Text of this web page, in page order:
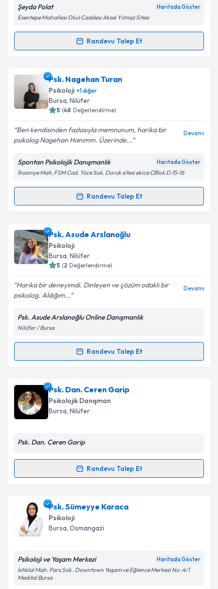
Metni
'ni okudum ve kişisel verilerimin belirtilen
kapsamda işlenmesini kabul ediyorum.
Takvim Talebini Gönder
Şeyda Polat Haritada Göster
Esentepe Mahallesi Okul Caddesi Aksel Yılmaz Sitesi
Randevu Talep Et
Randevu Takvimi Talebi
Psk. Dan. Şeyda Polatiçin randevu takvimi talebi
oluşturun. Size bu uzmandan randevu almanız için bir
takvim hazırlandığında e-posta ile bilgilendireceğiz.
Kişisel verilerimin işlenmesine ilişkin
Aydınlatma
Metni'ni okudum ve kişisel verilerimin belirtilen
kapsamda işlenmesini kabul ediyorum.
Psk. Nagehan Turan
Psikoloji +1diğer
Bursa, Nilüfer
5 (48 Değerlendirme)
Ben kendisinden fazlasıyla memnunum, harika bir
psikolog Nagehan Hanımm. Üzerinde...
Devamı
Spontan Psikolojik Danışmanlık Haritada Göster
İhsaniye Mah. FSM Cad. Yüce Sok. Doruk sitesi ekice CBlok D:15-16
Randevu Talep Et
Randevu Takvimi Talebi
Psk. Nagehan Turaniçin randevu takvimi talebi
oluşturun. Size bu uzmandan randevu almanız için bir
takvim hazırlandığında e-posta ile bilgilendireceğiz.
Kişisel verilerimin işlenmesine ilişkin
Metni
kapsamda işlenmesini kabul ediyorum.
Psk. Asude Arslanoğlu
Psikoloji
Bursa, Nilüfer
5 (2 Değerlendirme)
Harika bir deneyimdi. Dinleyen ve çözüm odaklı bir
psikolog. Aldığım...
Devamı
Psk. Asude Arslanoğlu Online Danışmanlık
Nilüfer / Bursa
Randevu Talep Et
Randevu Takvimi Talebi
Psk. Asude Arslanoğlu için randevu takvimi talebi
oluşturun. Size bu uzmandan randevu almanız için bir
takvim hazırlandığında e-posta ile bilgilendireceğiz.
Kişisel verilerimin işlenmesine ilişkinAydınlatma
Takvim Talebini Gönder
Psk. Dan. Ceren Garip
Psikolojik Danışman
Bursa, Nilüfer
Psk. Dan. Ceren Garip
Randevu Talep Et
Randevu Takvimi Talebi
Psk. Dan. Ceren Garipiçin randevu takvimi talebi
oluşturun. Size bu uzmandan randevu almanız için bir
takvim hazırlandığında e-posta ile bilgilendireceğiz.
Psk. Sümeyye Karaca
Psikoloji
Bursa, Osmangazi
Psikoloji ve Yaşam Merkezi Haritada Göster
İstiklal Mah. Pars Sok . Downtown Yaşam ve Eğlence Merkezi No :4/1
Medital Bursa